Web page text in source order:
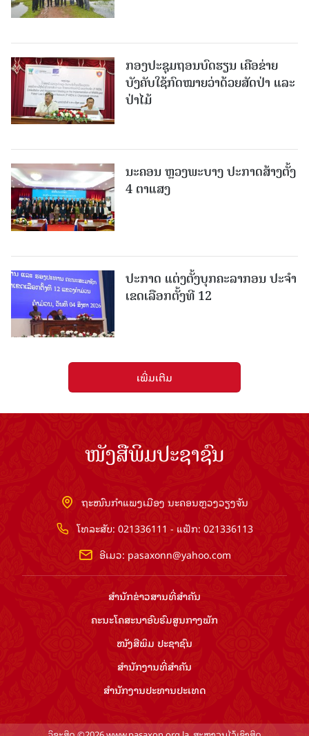
ກອງປະຊຸມຖອນບົດຮຽນ ເຄືອຂ່າຍ
ບັງຄັບໃຊ້ກົດໝາຍວ່າດ້ວຍສັດປ່າ ແລະ
ປ່າໄມ້
ນະຄອນ ຫຼວງພະບາງ ປະ​ກາດ​ສ້າງ​ຕັ້ງ
4 ຕາແສງ
ປະກາດ ແຕ່ງຕັ້ງບຸກຄະລາກອນ ປະຈໍາ
ເຂດເລືອກຕັ້ງທີ 12
ເພີ່ມເຕີມ
ໜັງສືພິມປະຊາຊົນ
ຖະໜົນກຳແພງເມືອງ ນະຄອນຫຼວງວຽງຈັນ
ໂທລະສັບ: 021336111 - ແຟັກ: 021336113
ອີເມວ: pasaxonn@yahoo.com
ສຳ​ນັກ​ຂ່າວ​ສານ​ທີ່​ສຳ​ຄັນ​
ຄະນະໂຄສະນາອົບຮົມ​ສູນ​ກາງ​ພັກ
ໜັງສືພິມ ປະ​ຊາ​ຊົນ
ສຳ​ນັກ​ງານ​ທີ່​ສຳ​ຄັນ
ສຳ​ນັກ​ງານ​ປະ​ທານ​ປະ​ເທດ